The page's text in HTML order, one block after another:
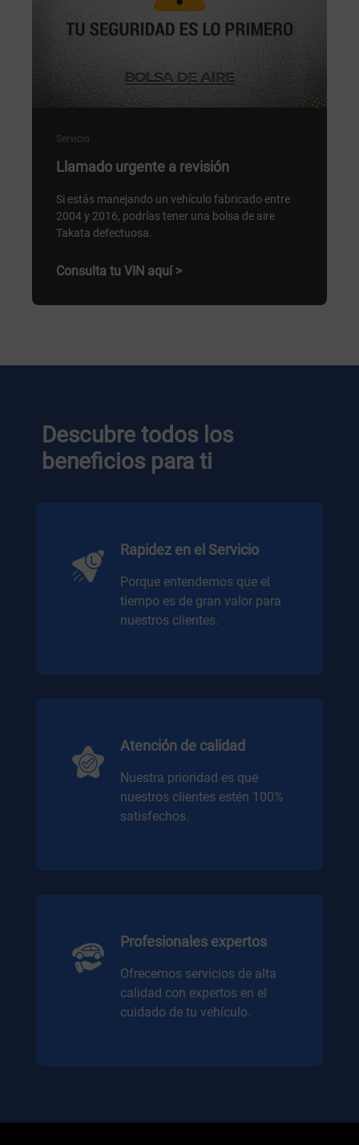
Servicio
Llamado urgente a revisión
Si estás manejando un vehículo fabricado entre
2004 y 2016, podrías tener una bolsa de aire
Takata defectuosa.
Consulta tu VIN aquí >
Descubre todos los
beneficios para ti
Rapidez en el Servicio
Porque entendemos que el
tiempo es de gran valor para
nuestros clientes.
Atención de calidad
Nuestra prioridad es que
nuestros clientes estén 100%
satisfechos.
Profesionales expertos
Ofrecemos servicios de alta
calidad con expertos en el
cuidado de tu vehículo.